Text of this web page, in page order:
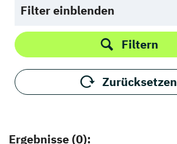
Filter einblenden
Filtern
Zurücksetzen
Ergebnisse (0):